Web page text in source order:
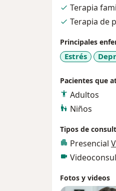
Terapia
Terapia de
Principales
Estrés
Pacientes que
Adultos
Niños
Tipos de
Presencial
Fotos y videos